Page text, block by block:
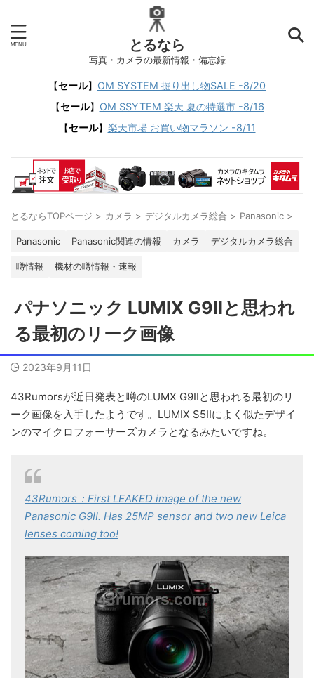
とるなら
写真・カメラの最新情報・備忘録
【セール】 OM SYSTEM 掘り出し物SALE -8/20
【セール】 OM SSYTEM 楽天 夏の特選市 -8/16
【セール】 楽天市場 お買い物マラソン -8/11
とるならTOPページ > カメラ > デジタルカメラ総合 > Panasonic >
Panasonic Panasonic関連の情報 カメラ デジタルカメラ総合
噂情報 機材の噂情報・速報
パナソニック LUMIX G9IIと思われ
る最初のリーク画像
2023年9月11日
43Rumorsが近日発表と噂のLUMX G9IIと思われる最初のリ
ーク画像を入手したようです。LUMIX S5IIによく似たデザイ
ンのマイクロフォーサーズカメラとなるみたいですね。
43Rumors：First LEAKED image of the new
Panasonic G9II. Has 25MP sensor and two new Leica
lenses coming too!